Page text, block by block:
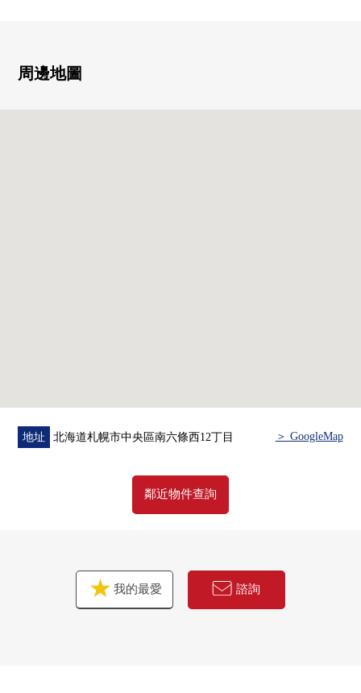
○ 可飼養寵物(飼養有細則)
○ 有一下子切，整理的鏡子背後收納的寬大的盥洗台
○ 在浴室，搭載彩電
○ 霧有桑拿房浴室換氣乾燥暖氣時機
○ 作為節能&省成本的煤氣地板暖氣、熱水供應系統"Fact"
○ 雙重的框格、復數層玻璃在絕熱性、遮音性之前的使用
○ 有電視監視器的防盜門系統
■ 在找想要的家方面給予幫助的━━━━━・・・
周邊地圖
地址 北海道札幌市中央區南六條西12丁目 ＞ GoogleMap
鄰近物件查詢
我的最愛 諮詢